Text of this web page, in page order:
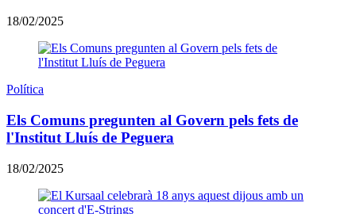
18/02/2025
Política
Els Comuns pregunten al Govern pels fets de
l'Institut Lluís de Peguera
18/02/2025